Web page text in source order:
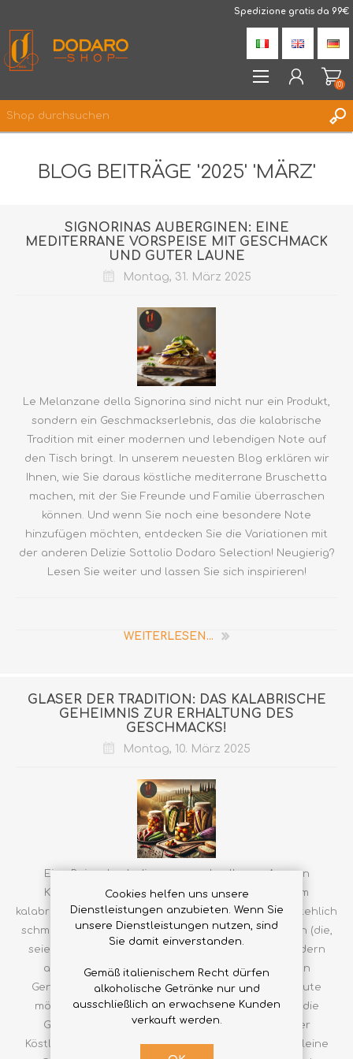
Spedizione gratis da 99€
ANMELDEN
(0)
BLOG BEITRÄGE '2025' 'MÄRZ'
SIGNORINAS AUBERGINEN: EINE
MEDITERRANE VORSPEISE MIT GESCHMACK
UND GUTER LAUNE
Montag, 31. März 2025
Le Melanzane della Signorina sind nicht nur ein Produkt,
sondern ein Geschmackserlebnis, das die kalabrische
Tradition mit einer modernen und lebendigen Note auf
den Tisch bringt. In unserem neuesten Blog erklären wir
Ihnen, wie Sie daraus köstliche mediterrane Bruschetta
machen, mit der Sie Freunde und Familie überraschen
können. Und wenn Sie noch eine besondere Note
hinzufügen möchten, entdecken Sie die Variationen mit
der anderen Delizie Sottolio Dodaro Selection! Neugierig?
Lesen Sie weiter und lassen Sie sich inspirieren!
WEITERLESEN...
GLÄSER DER TRADITION: DAS KALABRISCHE
GEHEIMNIS ZUR ERHALTUNG DES
GESCHMACKS!
Montag, 10. März 2025
Eine Reise durch die unverwechselbaren Aromen
Kalabriens: Haben Sie sich jemals gefragt, warum
kalabrische Konserven so authentisch und unwiderstehlich
schmecken? Dabei geht es nicht nur um die Zutaten (die,
seien wir ehrlich, von höchster Qualität sind!), sondern
auch um eine jahrhundertealte Tradition, die von
Generation zu Generation weitergegeben wird. Heute
möchten wir Ihnen von einer Kuriosität erzählen, die
Gläser mit Öl zu einer wahren Schatztruhe voller
Köstlichkeiten macht... und, warum nicht, ein paar kleine
Cookies helfen uns unsere
Dienstleistungen anzubieten. Wenn Sie
unsere Dienstleistungen nutzen, sind
Sie damit einverstanden.
Gemäß italienischem Recht dürfen
alkoholische Getränke nur und
ausschließlich an erwachsene Kunden
verkauft werden.